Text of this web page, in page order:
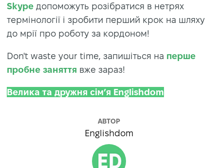
Skype допоможуть розібратися в нетрях
термінології і зробити перший крок на шляху
до мрії про роботу за кордоном!
Don't waste your time, запишіться на перше
пробне заняття вже зараз!
Велика та дружня сім’я Englishdom
АВТОР
Englishdom